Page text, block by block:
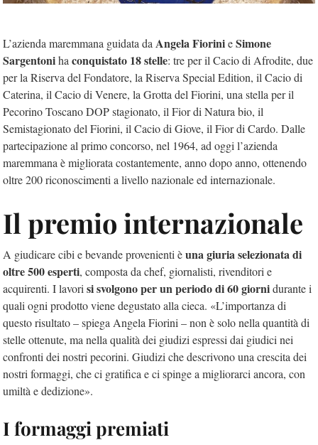
L’azienda maremmana guidata daAngela FiorinieSimone
Sargentonihaconquistato 18 stelle: tre per il Cacio di Afrodite, due
per la Riserva del Fondatore, la Riserva Special Edition, il Cacio di
Caterina, il Cacio di Venere, la Grotta del Fiorini, una stella per il
Pecorino Toscano DOP stagionato, il Fior di Natura bio, il
Semistagionato del Fiorini, il Cacio di Giove, il Fior di Cardo. Dalle
partecipazione al primo concorso, nel 1964, ad oggi l’azienda
maremmana è migliorata costantemente, anno dopo anno, ottenendo
oltre 200 riconoscimenti a livello nazionale ed internazionale.
Il premio internazionale
A giudicare cibi e bevande provenienti èuna giuria selezionata di
oltre 500 esperti, composta da chef, giornalisti, rivenditori e
acquirenti. I lavorisi svolgono per un periodo di 60 giornidurante i
quali ogni prodotto viene degustato alla cieca. «L’importanza di
questo risultato – spiega Angela Fiorini – non è solo nella quantità di
stelle ottenute, ma nella qualità dei giudizi espressi dai giudici nei
confronti dei nostri pecorini. Giudizi che descrivono una crescita dei
nostri formaggi, che ci gratifica e ci spinge a migliorarci ancora, con
umiltà e dedizione».
I formaggi premiati